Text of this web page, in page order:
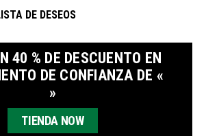
DE DESEOS
40 % DE DESCUENTO EN
DE CONFIANZA DE «
»
TIENDA NOW